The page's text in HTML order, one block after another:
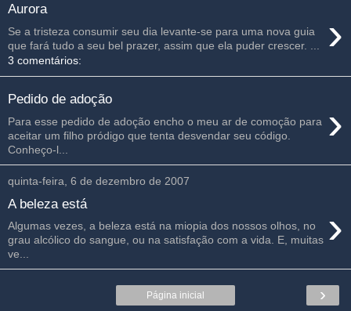
Aurora ›
Se a tristeza consumir seu dia levante-se para uma nova guia
que fará tudo a seu bel prazer, assim que ela puder crescer. ...
3 comentários:
Pedido de adoção ›
Para esse pedido de adoção encho o meu ar de comoção para
aceitar um filho pródigo que tenta desvendar seu código.
Conheço-l...
quinta-feira, 6 de dezembro de 2007
A beleza está ›
Algumas vezes, a beleza está na miopia dos nossos olhos, no
grau alcólico do sangue, ou na satisfação com a vida. E, muitas
ve...
›
Página inicial